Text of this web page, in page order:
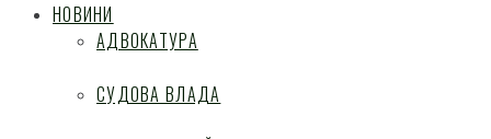
НОВИНИ
АДВОКАТУРА
СУДОВА ВЛАДА